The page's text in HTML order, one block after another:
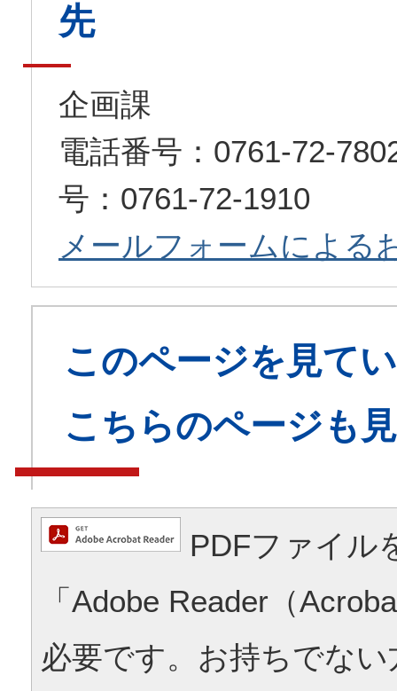
先
企画課
電話番号：0761-72-
号：0761-72-1910
メールフォームによる
このページを見て
こちらのページも
PDFファイル
「Adobe Reader（
必要です。お持ちでな